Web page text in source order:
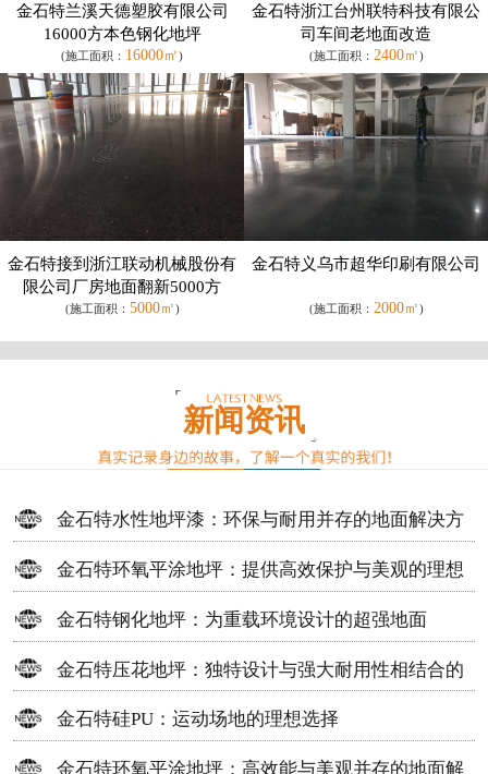
金石特兰溪天德塑胶有限公司
16000方本色钢化地坪
(施工面积： 16000㎡)
金石特浙江台州联特科技有限公
司车间老地面改造
(施工面积： 2400㎡)
金石特接到浙江联动机械股份有
限公司厂房地面翻新5000方
(施工面积： 5000㎡)
金石特义乌市超华印刷有限公司
(施工面积： 2000㎡)
新闻资讯
金石特水性地坪漆：环保与耐用并存的地面解决方
案
金石特环氧平涂地坪：提供高效保护与美观的理想
选择
金石特钢化地坪：为重载环境设计的超强地面
金石特压花地坪：独特设计与强大耐用性相结合的
地面材料
金石特硅PU：运动场地的理想选择
金石特环氧平涂地坪：高效能与美观并存的地面解